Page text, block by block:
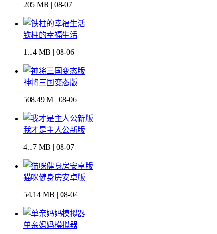
205 MB | 08-07
铁柱的幸福生活
1.14 MB | 08-06
神将三国变态版
508.49 M | 08-06
我才是主人公新版
4.17 MB | 08-07
猫咪健身房安卓版
54.14 MB | 08-04
单亲妈妈模拟器